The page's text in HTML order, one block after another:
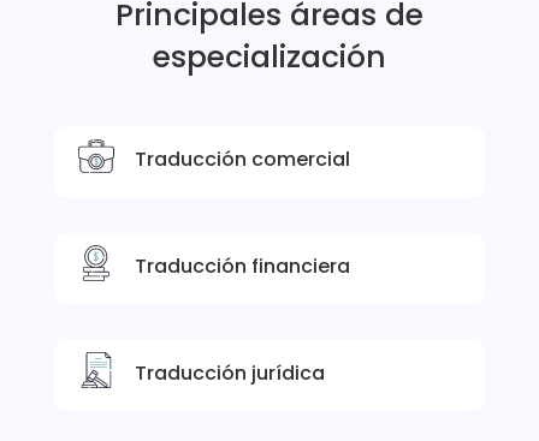
Principales áreas de
especialización
Traducción comercial
Traducción financiera
Traducción jurídica